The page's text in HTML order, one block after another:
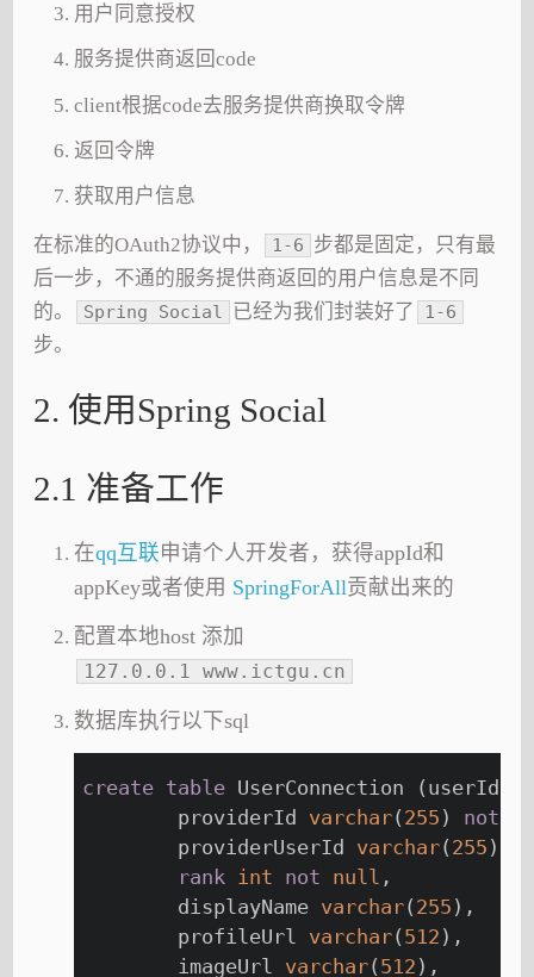
用户同意授权
服务提供商返回code
client根据code去服务提供商换取令牌
返回令牌
获取用户信息
在标准的OAuth2协议中， 1-6 步都是固定，只有最
后一步，不通的服务提供商返回的用户信息是不同
的。
Spring Social 已经为我们封装好了 1-6
步。
2. 使用Spring Social
2.1 准备工作
在qq互联申请个人开发者，获得appId和
appKey或者使用 SpringForAll贡献出来的
配置本地host 添加
127.0.0.1 www.ictgu.cn
数据库执行以下sql
create table UserConnection (userId
	providerId
varchar( 255 ) not
	providerUserId
varchar( 255 ),
rank
int not null ,
	displayName
varchar( 255 ),
	profileUrl
varchar( 512 ),
	imageUrl
varchar( 512 ),